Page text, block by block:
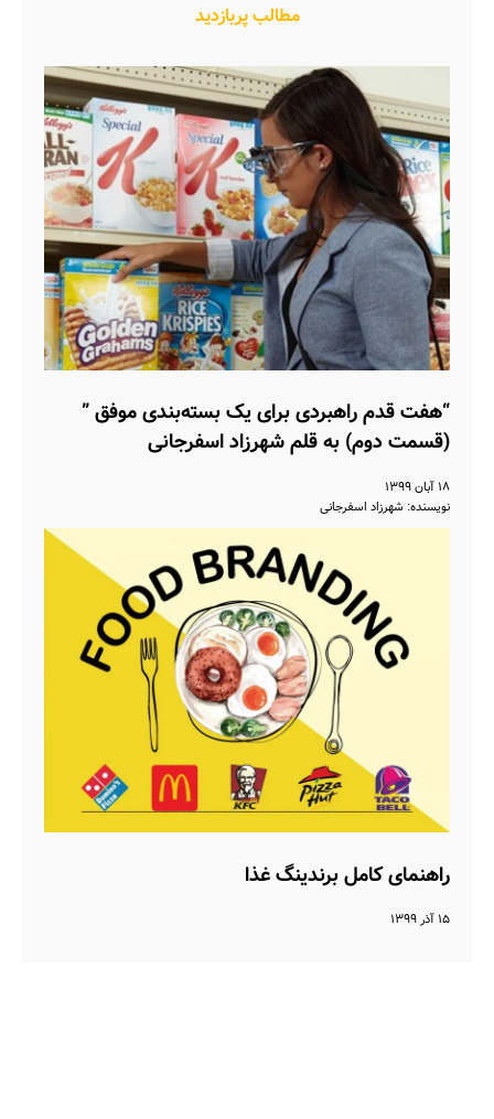
مطالب پربازدید
“هفت قدم راهبردی برای یک بسته‌بندی موفق ”
(قسمت دوم) به قلم شهرزاد اسفرجانی
۱۸ آبان ۱۳۹۹
نویسنده: شهرزاد اسفرجانی
راهنمای کامل برندینگ غذا
۱۵ آذر ۱۳۹۹